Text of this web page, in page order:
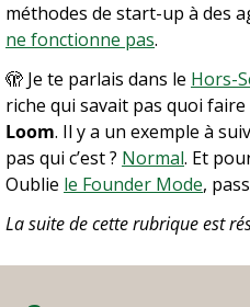
ne fonctionne pas.
🫣 Je te parlais dans le Hors-
Loom. Il y a un exemple à
pas qui c’est ? Normal. Et
Oublie le Founder Mode,
La suite de cette rubrique est